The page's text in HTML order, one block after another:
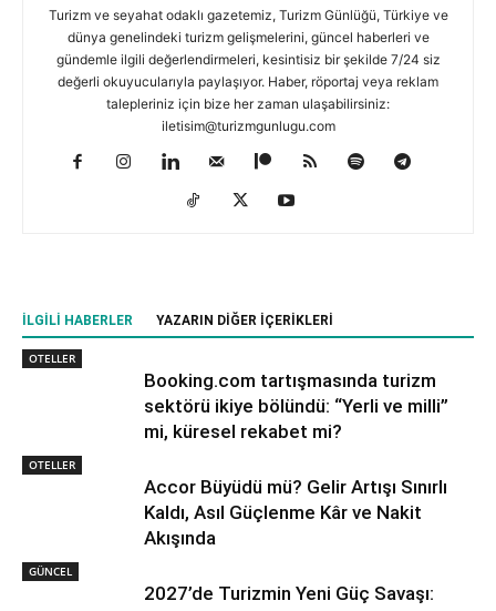
Turizm ve seyahat odaklı gazetemiz, Turizm Günlüğü, Türkiye ve
dünya genelindeki turizm gelişmelerini, güncel haberleri ve
gündemle ilgili değerlendirmeleri, kesintisiz bir şekilde 7/24 siz
değerli okuyucularıyla paylaşıyor. Haber, röportaj veya reklam
talepleriniz için bize her zaman ulaşabilirsiniz:
iletisim@turizmgunlugu.com
İLGILI HABERLER YAZARIN DIĞER İÇERIKLERI
OTELLER
Booking.com tartışmasında turizm
sektörü ikiye bölündü: “Yerli ve milli”
mi, küresel rekabet mi?
OTELLER
Accor Büyüdü mü? Gelir Artışı Sınırlı
Kaldı, Asıl Güçlenme Kâr ve Nakit
Akışında
GÜNCEL
2027’de Turizmin Yeni Güç Savaşı: